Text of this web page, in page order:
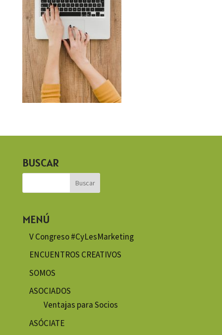
BUSCAR
MENÚ
V Congreso #CyLesMarketing
ENCUENTROS CREATIVOS
SOMOS
ASOCIADOS
Ventajas para Socios
ASÓCIATE